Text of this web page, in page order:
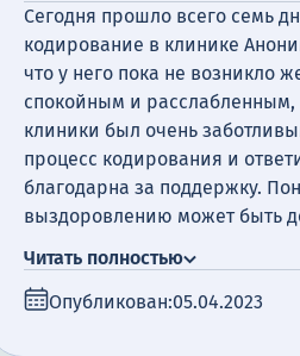
Сегодня прошло всего семь
кодирование в клинике
что у него пока не возникло
спокойным и расслабленным,
клиники был очень
процесс кодирования и
благодарна за поддержку.
выздоровлению может быть
Читать полностью
Опубликован:05.04.2023